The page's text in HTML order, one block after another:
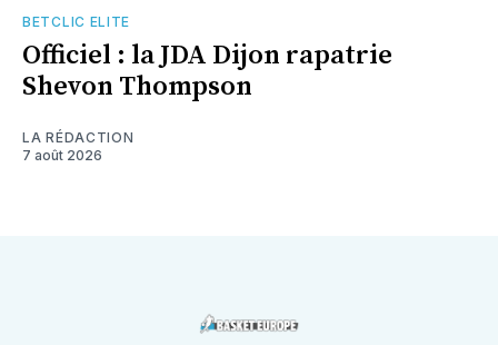
BETCLIC ELITE
Officiel : la JDA Dijon rapatrie
Shevon Thompson
LA RÉDACTION
7 août 2026